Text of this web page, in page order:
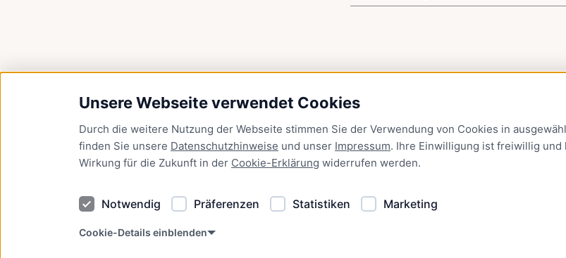
Unsere Webseite verwendet Cookies
Durch die weitere Nutzung der Webseite stimmen Sie der Verwendung von Cookies in
finden Sie unsere Datenschutzhinweise und unser Impressum. Ihre Einwilligung ist freiwillig und
Wirkung für die Zukunft in der Cookie-Erklärung widerrufen werden.
Notwendig Präferenzen Statistiken Marketing
Cookie-Details einblenden